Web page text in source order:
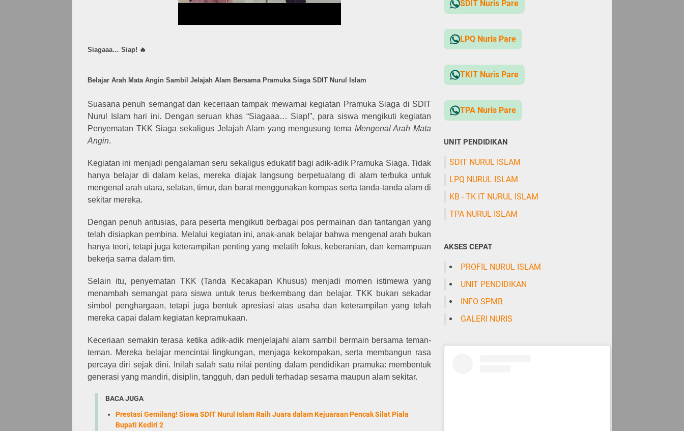
Siagaaa… Siap! 🔥
Belajar Arah Mata Angin Sambil Jelajah Alam Bersama Pramuka Siaga SDIT Nurul Islam
Suasana penuh semangat dan keceriaan tampak mewarnai kegiatan Pramuka Siaga di SDIT
Nurul Islam hari ini. Dengan seruan khas “Siagaaa… Siap!”, para siswa mengikuti kegiatan
Penyematan TKK Siaga sekaligus Jelajah Alam yang mengusung tema Mengenal Arah Mata
Angin.
Kegiatan ini menjadi pengalaman seru sekaligus edukatif bagi adik-adik Pramuka Siaga. Tidak
hanya belajar di dalam kelas, mereka diajak langsung berpetualang di alam terbuka untuk
mengenal arah utara, selatan, timur, dan barat menggunakan kompas serta tanda-tanda alam di
sekitar mereka.
Dengan penuh antusias, para peserta mengikuti berbagai pos permainan dan tantangan yang
telah disiapkan pembina. Melalui kegiatan ini, anak-anak belajar bahwa mengenal arah bukan
hanya teori, tetapi juga keterampilan penting yang melatih fokus, keberanian, dan kemampuan
bekerja sama dalam tim.
Selain itu, penyematan TKK (Tanda Kecakapan Khusus) menjadi momen istimewa yang
menambah semangat para siswa untuk terus berkembang dan belajar. TKK bukan sekadar
simbol penghargaan, tetapi juga bentuk apresiasi atas usaha dan keterampilan yang telah
mereka capai dalam kegiatan kepramukaan.
Keceriaan semakin terasa ketika adik-adik menjelajahi alam sambil bermain bersama teman-
teman. Mereka belajar mencintai lingkungan, menjaga kekompakan, serta membangun rasa
percaya diri sejak dini. Inilah salah satu nilai penting dalam pendidikan pramuka: membentuk
generasi yang mandiri, disiplin, tangguh, dan peduli terhadap sesama maupun alam sekitar.
BACA JUGA
Prestasi Gemilang! Siswa SDIT Nurul Islam Raih Juara dalam Kejuaraan Pencak Silat Piala
Bupati Kediri 2
SDIT Nuris Pare
LPQ Nuris Pare
TKIT Nuris Pare
TPA Nuris Pare
UNIT PENDIDIKAN
SDIT NURUL ISLAM
LPQ NURUL ISLAM
KB - TK IT NURUL ISLAM
TPA NURUL ISLAM
AKSES CEPAT
PROFIL NURUL ISLAM
UNIT PENDIDIKAN
INFO SPMB
GALERI NURIS